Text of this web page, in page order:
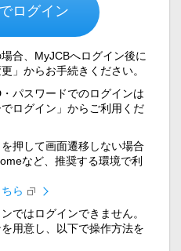
ログイン
合、MyJCBへログイン後に
」からお手続きください。
パスワードでのログインは
ログイン」からご利用くだ
押して画面遷移しない場合
など、推奨する環境で利
ら
ではログインできません。
用意し、以下で操作方法を